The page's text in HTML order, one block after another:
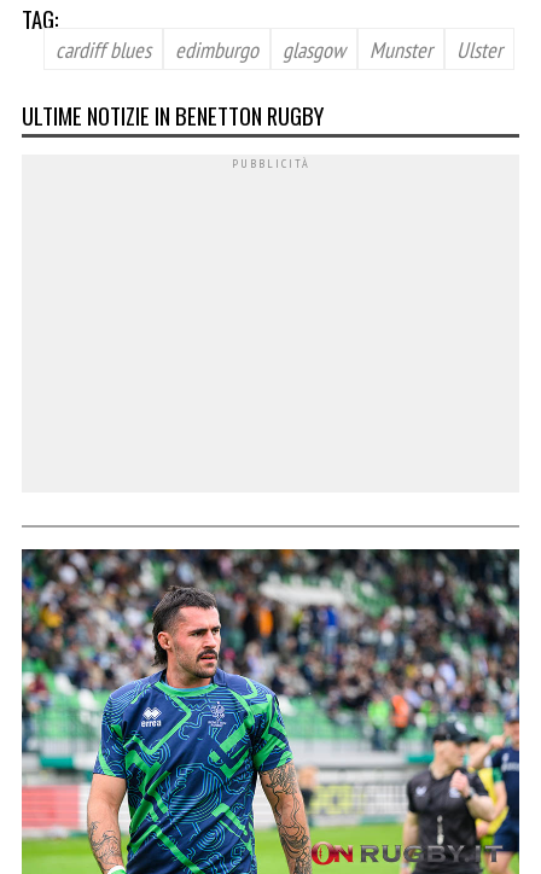
TAG:
cardiff blues edimburgo glasgow Munster Ulster
ULTIME NOTIZIE IN BENETTON RUGBY